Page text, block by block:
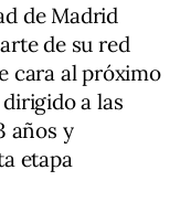
de Madrid
de su red
cara al próximo
a las
años y
etapa